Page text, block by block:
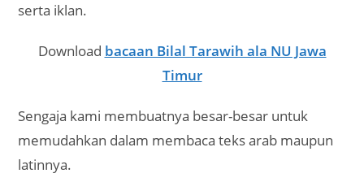
serta iklan.
Download bacaan Bilal Tarawih ala NU Jawa
Timur
Sengaja kami membuatnya besar-besar untuk
memudahkan dalam membaca teks arab maupun
latinnya.